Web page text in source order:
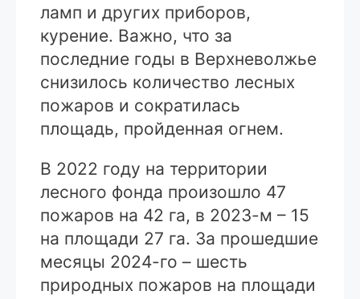
ламп и других приборов,
курение. Важно, что за
последние годы в Верхневолжье
снизилось количество лесных
пожаров и сократилась
площадь, пройденная огнем.
В 2022 году на территории
лесного фонда произошло 47
пожаров на 42 га, в 2023-м – 15
на площади 27 га. За прошедшие
месяцы 2024-го – шесть
природных пожаров на площади